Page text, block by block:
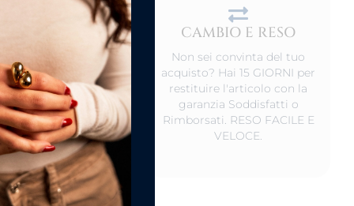
PRODOTTO
non indossati,
in un luogo
ed al riparo da luce
Va bene anche
scatolino.
CAMBIO E RESO
Non sei convinta del tuo
acquisto? Hai 15 GIORNI per
restituire l'articolo con la
garanzia Soddisfatti o
Rimborsati. RESO FACILE E
VELOCE.